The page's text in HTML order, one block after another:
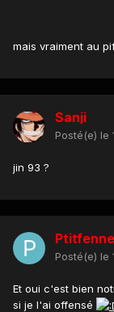
mais vraiment au
Sanji
Posté(e) le
jin 93 ?
Posté(e) le
Et oui c'est bien
si je l'ai offensé